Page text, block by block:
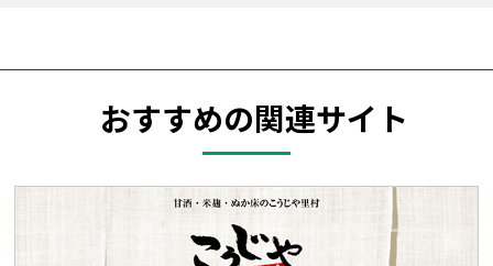
おすすめの関連サイト